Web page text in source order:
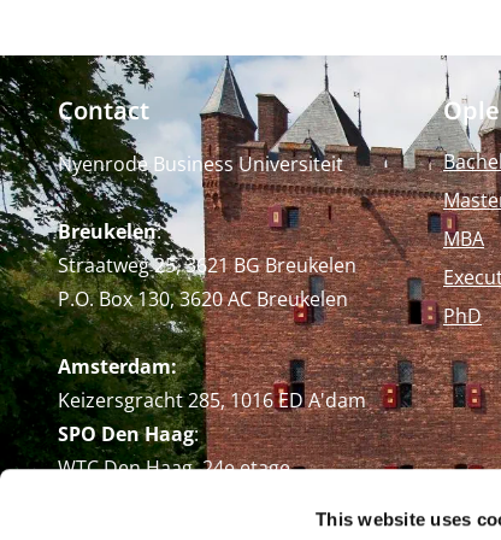
This website uses
Contact
Nyenrode Business Universiteit
Breukelen:
Straatweg 25, 3621 BG Breukelen
P.O. Box 130, 3620 AC Breukelen
Amsterdam:
Keizersgracht 285, 1016 ED A'dam
SPO Den Haag:
WTC Den Haag, 24e etage
MBA
PhD